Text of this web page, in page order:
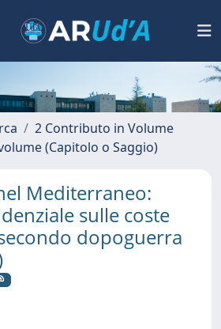
2 Contributo in Volume
(Capitolo o Saggio)
Mediterraneo:
sulle coste
dopoguerra